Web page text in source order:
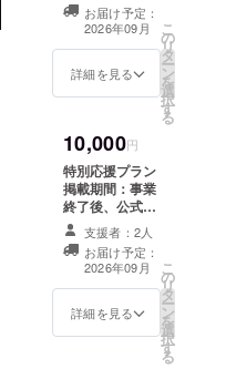
します ・実施概
要：9月19日
（土曜日） 第一
部 18時20分～
19時 第二部 20
時20分～21時 の
撮影：19時から
30分間 ※有効期
限：当日限り有
効
お届け予定：
2026年09月
詳細を見る
こ
の
リ
タ
ー
ン
を
選
択
す
る
10,000円
特別応援プラン
掲載期間：事業
終了後、公式
Instagramにて
掲載 掲載方法：
お名前のみの掲
載となります 注
意事項：支援
時、必ず備考欄
支援者：2人
お届け予定：
2026年09月
詳細を見る
こ
の
リ
タ
ー
ン
を
選
択
す
る